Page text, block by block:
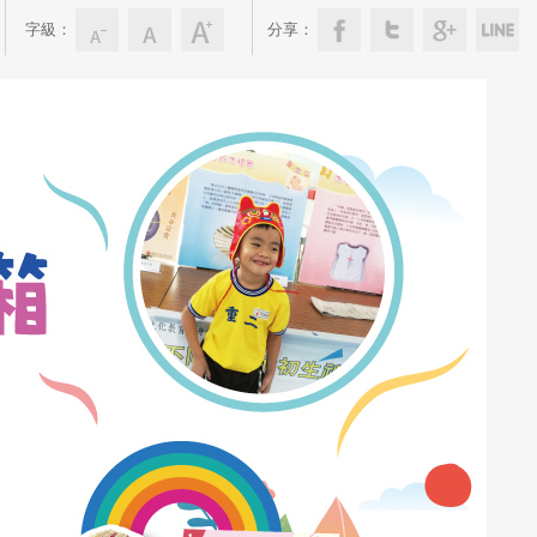
字級： 分享：